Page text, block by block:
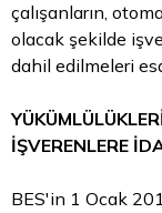
çalışanların,
olacak şekilde
dahil edilmeleri
İŞVERENLERE
BES'in 1 Ocak